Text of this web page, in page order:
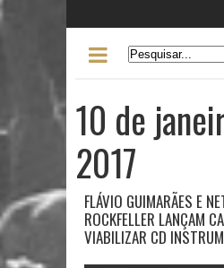
10 de
2017
FLÁVIO GUIMARÃES E
ROCKFELLER LANÇAM
VIABILIZAR CD